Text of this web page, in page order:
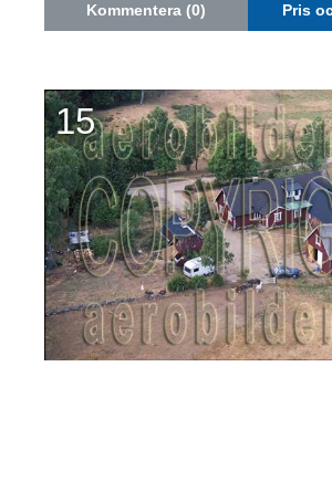
Kommentera (0) Pris
15